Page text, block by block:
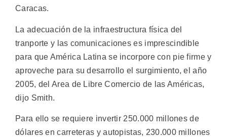
Caracas.
La adecuación de la infraestructura física del
tranporte y las comunicaciones es imprescindible
para que América Latina se incorpore con pie firme y
aproveche para su desarrollo el surgimiento, el año
2005, del Area de Libre Comercio de las Américas,
dijo Smith.
Para ello se requiere invertir 250.000 millones de
dólares en carreteras y autopistas, 230.000 millones